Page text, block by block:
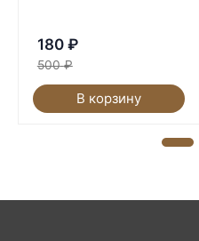
180 ₽
500 ₽
В корзину